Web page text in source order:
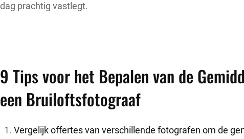
dag prachtig vastlegt.
9 Tips voor het Bepalen van de
een Bruiloftsfotograaf
Vergelijk offertes van verschillende fotografen om de